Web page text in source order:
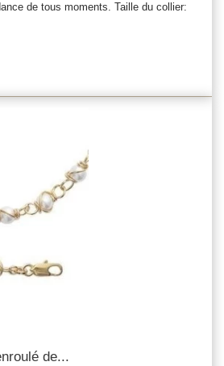
de tous moments. Taille du collier:
de...